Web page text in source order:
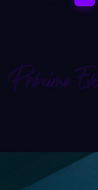
Próximo